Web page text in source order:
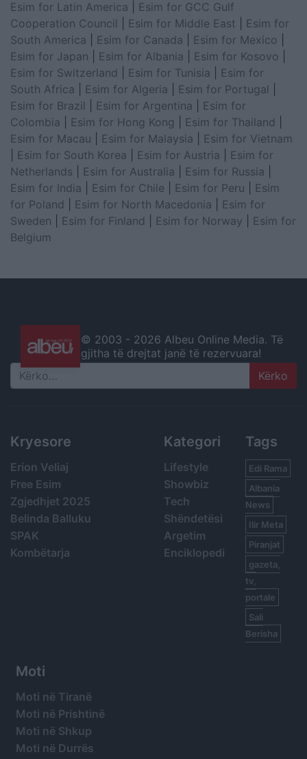
Esim for Latin America
Esim for GCC Gulf
Cooperation Council
Esim for Middle East
Esim for
South America
Esim for Canada Esim for Mexico
Esim for Japan
Esim for Albania Esim for Kosovo
Esim for Switzerland
Esim for Tunisia
Esim for
South Africa
Esim for Algeria Esim for Portugal
Esim for Brazil
Esim for Argentina
Esim for
Colombia
Esim for Hong Kong Esim for Thailand
Esim for Macau
Esim for Malaysia
Esim for Vietnam
Esim for South Korea Esim for Austria
Esim for
Netherlands
Esim for Australia Esim for Russia
Esim for India
Esim for Chile Esim for Peru
Esim
for Poland
Esim for North Macedonia
Esim for
Sweden
Esim for Finland Esim for Norway
Esim for
Belgium
© 2003 - 2026 Albeu Online Media. Të
gjitha të drejtat janë të rezervuara!
Search
Kryesore
Erion Veliaj
Free Esim
Zgjedhjet 2025
Belinda Balluku
SPAK
Kombëtarja
Kategori
Lifestyle
Showbiz
Tech
Shëndetësi
Argetim
Enciklopedi
Tags
Edi Rama
Albania
News
Ilir Meta
Piranjat
gazeta,
tv,
portale
Sali
Berisha
Moti
Moti në Tiranë
Moti në Prishtinë
Moti në Shkup
Moti në Durrës